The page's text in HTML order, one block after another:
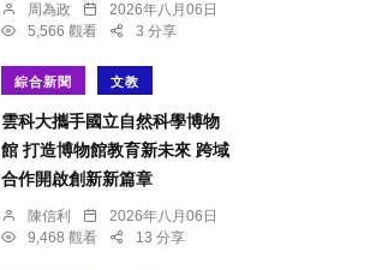
周為政
2026年八月06日
5,566 觀看
3 分享
綜合新聞 文教
雲科大攜手國立自然科學博物
館 打造博物館教育新未來 跨域
合作開啟創新新篇章
陳信利
2026年八月06日
9,468 觀看
13 分享